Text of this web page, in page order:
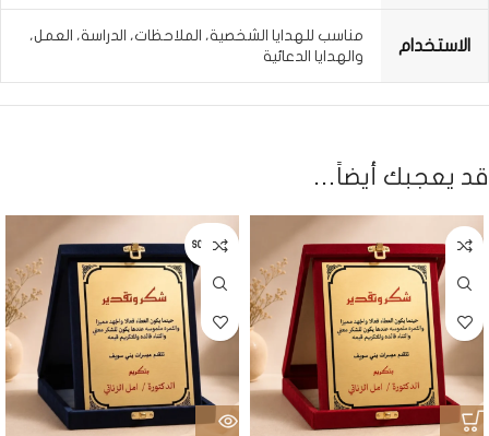
الاستخدام
مناسب للهدايا الشخصية، الملاحظات، الدراسة، العمل،
والهدايا الدعائية
قد يعجبك أيضاً…
SOLD OUT